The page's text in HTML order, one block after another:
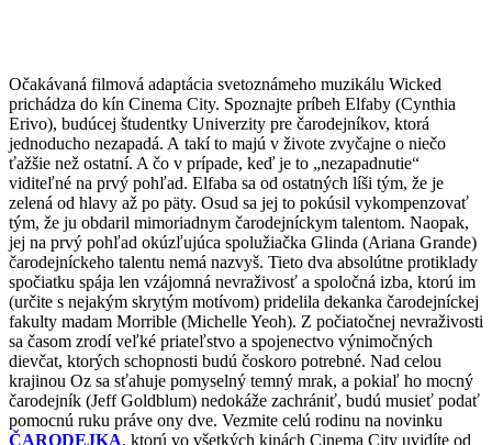
Očakávaná filmová adaptácia svetoznámeho muzikálu Wicked
prichádza do kín Cinema City. Spoznajte príbeh Elfaby (Cynthia
Erivo), budúcej študentky Univerzity pre čarodejníkov, ktorá
jednoducho nezapadá. A takí to majú v živote zvyčajne o niečo
ťažšie než ostatní. A čo v prípade, keď je to „nezapadnutie“
viditeľné na prvý pohľad. Elfaba sa od ostatných líši tým, že je
zelená od hlavy až po päty. Osud sa jej to pokúsil vykompenzovať
tým, že ju obdaril mimoriadnym čarodejníckym talentom. Naopak,
jej na prvý pohľad okúzľujúca spolužiačka Glinda (Ariana Grande)
čarodejníckeho talentu nemá nazvyš. Tieto dva absolútne protiklady
spočiatku spája len vzájomná nevraživosť a spoločná izba, ktorú im
(určite s nejakým skrytým motívom) pridelila dekanka čarodejníckej
fakulty madam Morrible (Michelle Yeoh). Z počiatočnej nevraživosti
sa časom zrodí veľké priateľstvo a spojenectvo výnimočných
dievčat, ktorých schopnosti budú čoskoro potrebné. Nad celou
krajinou Oz sa sťahuje pomyselný temný mrak, a pokiaľ ho mocný
čarodejník (Jeff Goldblum) nedokáže zachrániť, budú musieť podať
pomocnú ruku práve ony dve. Vezmite celú rodinu na novinku
ČARODEJKA, ktorú vo všetkých kinách Cinema City uvidíte od